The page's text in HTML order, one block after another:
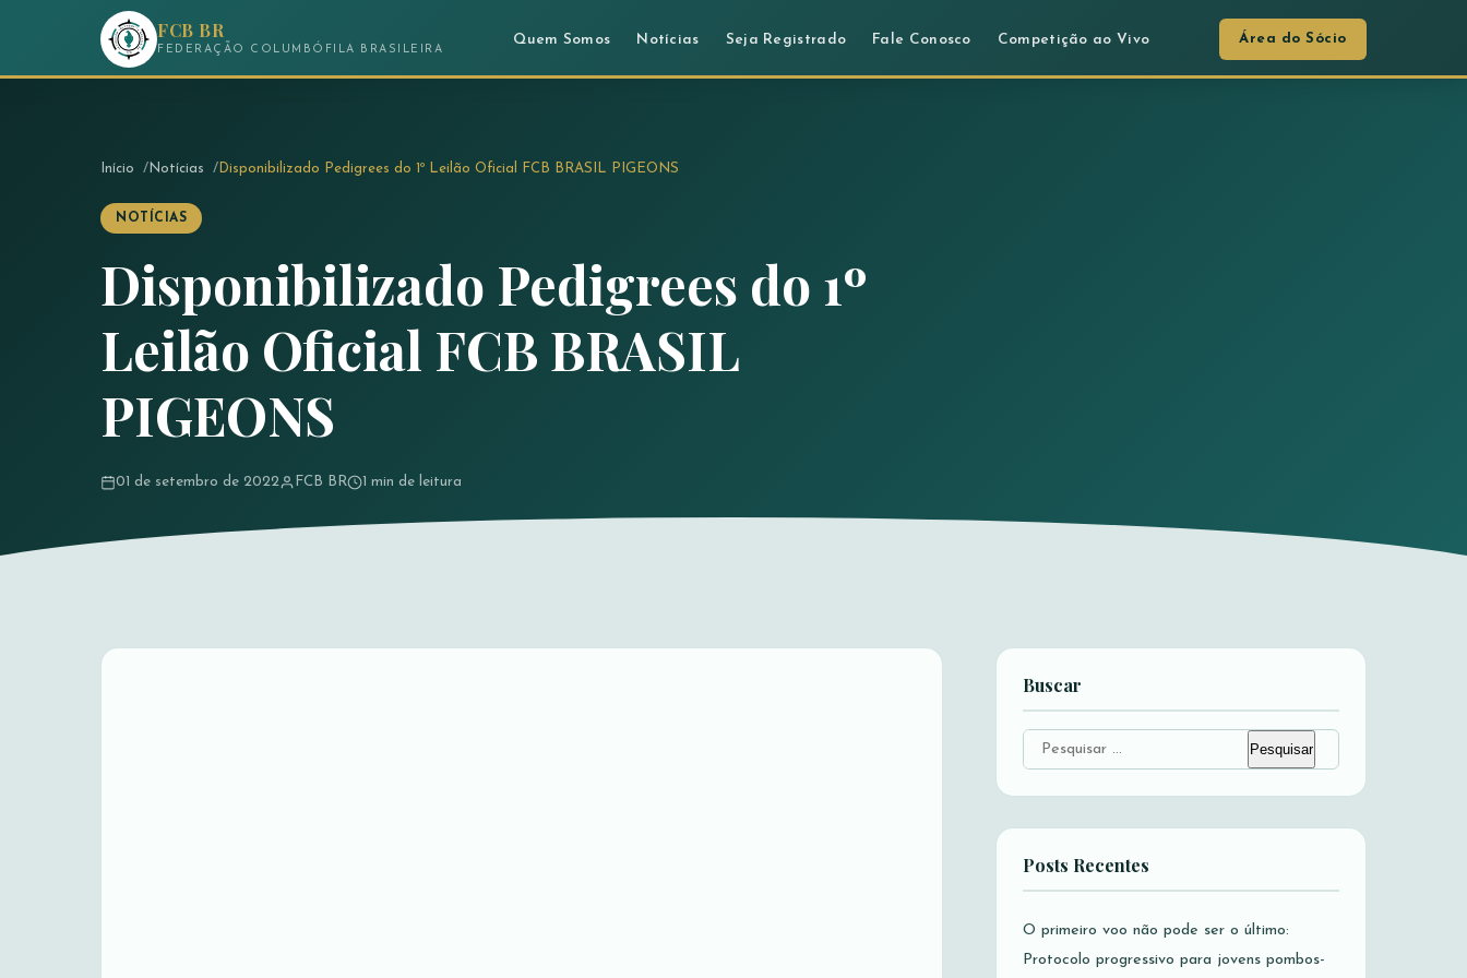
FCB BR
FEDERAÇÃO COLUMBÓFILA BRASILEIRA
Quem Somos Notícias Seja Registrado Fale Conosco Competição ao Vivo Área do Sócio
Início Notícias Disponibilizado Pedigrees do 1º Leilão Oficial FCB BRASIL PIGEONS
NOTÍCIAS
Disponibilizado Pedigrees do 1º
Leilão Oficial FCB BRASIL
PIGEONS
01 de setembro de 2022 FCB BR 1 min de leitura
Buscar
Pesquisar
por:
Posts Recentes
O primeiro voo não pode ser o último:
Protocolo progressivo para jovens pombos-